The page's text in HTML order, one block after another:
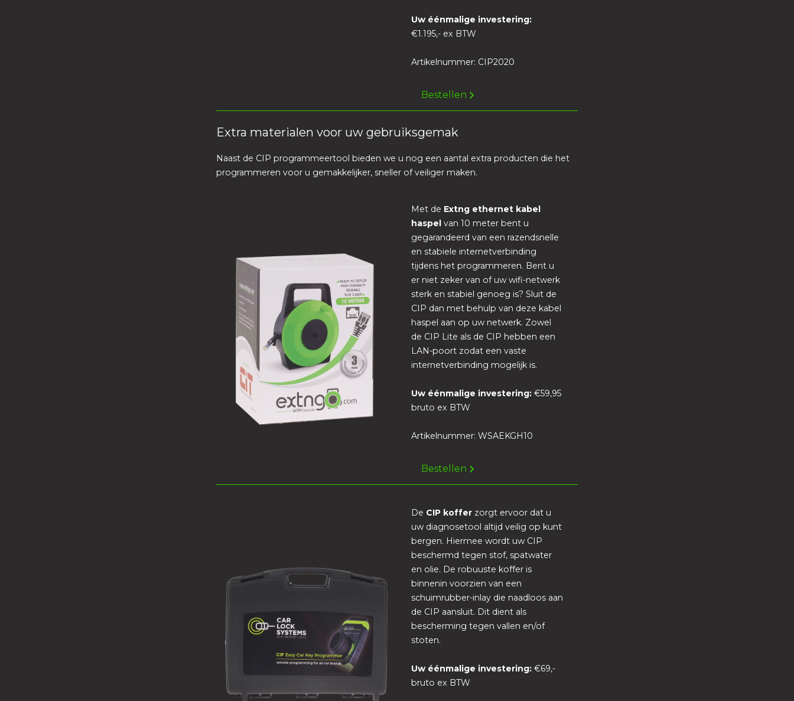
Uw éénmalige investering:
€1.195,- ex BTW
Artikelnummer: CIP2020
Bestellen
Extra materialen voor uw gebruiksgemak
Naast de CIP programmeertool bieden we u nog een aantal extra producten die het
programmeren voor u gemakkelijker, sneller of veiliger maken.
Met de Extng ethernet kabel
haspel van 10 meter bent u
gegarandeerd van een razendsnelle
en stabiele internetverbinding
tijdens het programmeren. Bent u
er niet zeker van of uw wifi-netwerk
sterk en stabiel genoeg is? Sluit de
CIP dan met behulp van deze kabel
haspel aan op uw netwerk. Zowel
de CIP Lite als de CIP hebben een
LAN-poort zodat een vaste
internetverbinding mogelijk is.
Uw éénmalige investering:€59,95
bruto ex BTW
Artikelnummer: WSAEKGH10
Bestellen
De CIP koffer zorgt ervoor dat u
uw diagnosetool altijd veilig op kunt
bergen. Hiermee wordt uw CIP
beschermd tegen stof, spatwater
en olie. De robuuste koffer is
binnenin voorzien van een
schuimrubber-inlay die naadloos aan
de CIP aansluit. Dit dient als
bescherming tegen vallen en/of
stoten.
Uw éénmalige investering:€69,-
bruto ex BTW